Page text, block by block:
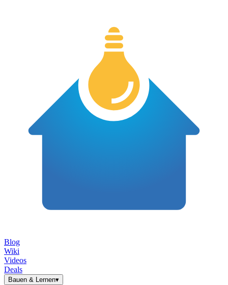
Blog
Wiki
Videos
Deals
Bauen & Lernen▾